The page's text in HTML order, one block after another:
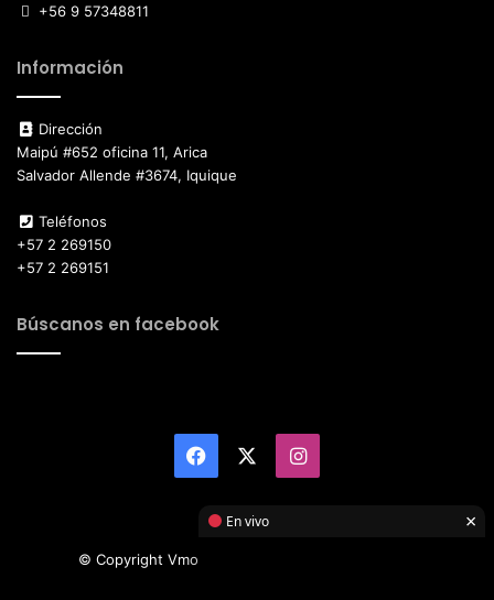
+56 9 57348811
Información
Dirección
Maipú #652 oficina 11, Arica
Salvador Allende #3674, Iquique
Teléfonos
+57 2 269150
+57 2 269151
Búscanos en facebook
Facebook Instagram
© Copyright Vmotor TI 2026, All Rights Reserved
En vivo ×